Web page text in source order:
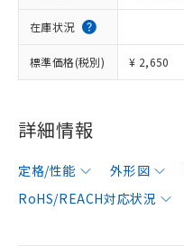
在庫状況
標準価格(税別) ¥ 2,650
詳細情報
定格/性能 外形図
RoHS/REACH対応状況